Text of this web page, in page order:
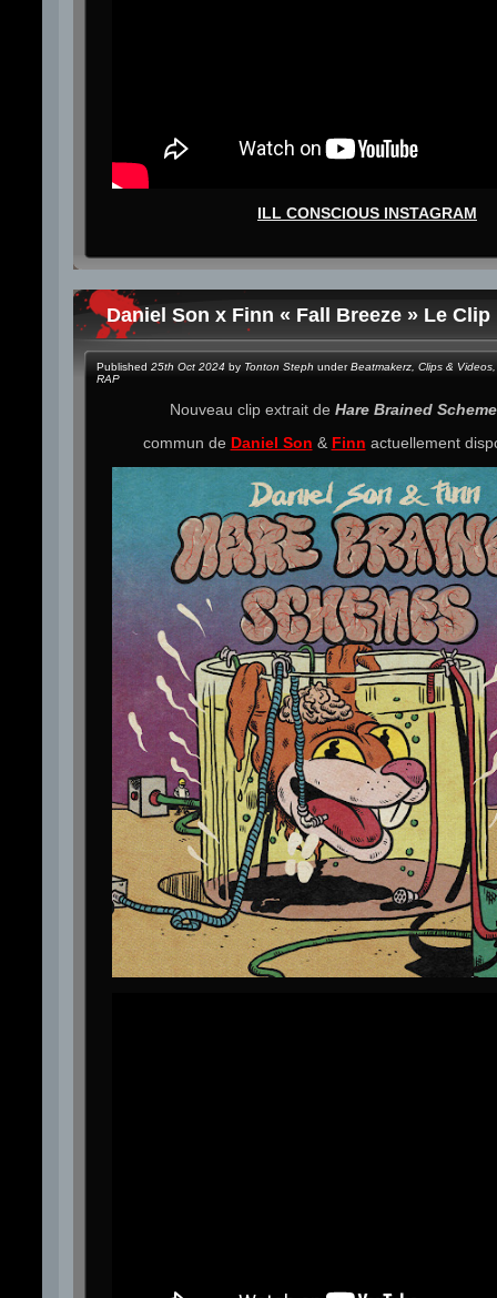
ILL CONSCIOUS INSTAGRAM
Daniel Son x Finn « Fall Breeze » Le Clip
Published 25th Oct 2024 by Tonton Steph underBeatmakerz Clips & Videos
RAP
Nouveau clip extrait de Hare Brained
commun de Daniel Son & Finn actuellement